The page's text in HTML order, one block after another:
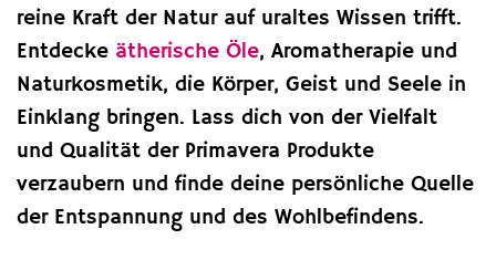
reine Kraft der Natur auf uraltes Wissen trifft.
Entdecke ätherische Öle, Aromatherapie und
Naturkosmetik, die Körper, Geist und Seele in
Einklang bringen. Lass dich von der Vielfalt
und Qualität der Primavera Produkte
verzaubern und finde deine persönliche Quelle
der Entspannung und des Wohlbefindens.